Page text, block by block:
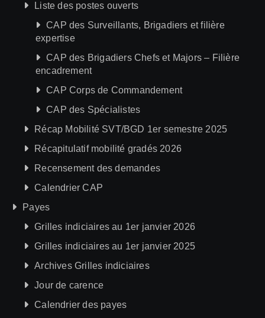
Liste des postes ouverts
CAP des Surveillants, Brigadiers et filière
expertise
CAP des Brigadiers Chefs et Majors – Filière
encadrement
CAP Corps de Commandement
CAP des Spécialistes
Récap Mobilité SVT/BGD 1er semestre 2025
Récapitulatif mobilité gradés 2026
Recensement des demandes
Calendrier CAP
Payes
Grilles indiciaires au 1er janvier 2026
Grilles indiciaires au 1er janvier 2025
Archives Grilles indiciaires
Jour de carence
Calendrier des payes